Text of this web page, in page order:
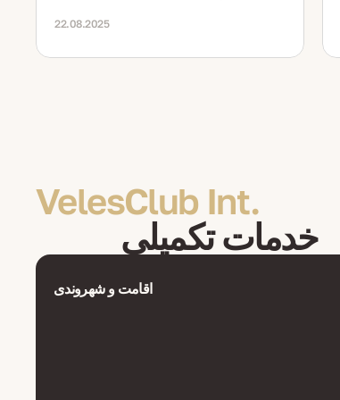
22.08.2025
VelesClub Int.
خدمات تکمیلی
اقامت و شهروندی